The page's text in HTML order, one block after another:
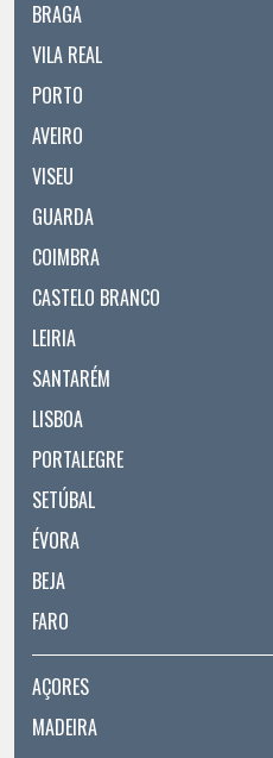
BRAGA
VILA REAL
PORTO
AVEIRO
VISEU
GUARDA
COIMBRA
CASTELO BRANCO
LEIRIA
SANTARÉM
LISBOA
PORTALEGRE
SETÚBAL
ÉVORA
BEJA
FARO
AÇORES
MADEIRA